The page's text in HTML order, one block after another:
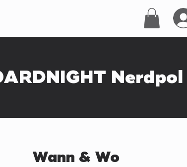
Wann & Wo